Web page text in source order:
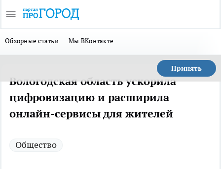
Обзорные статьи Мы ВКонтакте
Принять
Вологодская область ускорила
цифровизацию и расширила
онлайн-сервисы для жителей
Общество